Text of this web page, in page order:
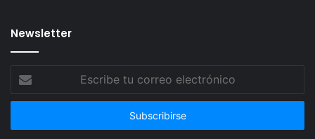
Newsletter
correo